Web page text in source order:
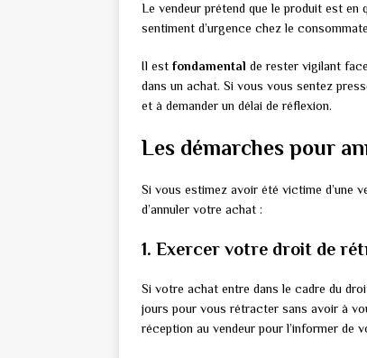
Le vendeur prétend que le produit est en
sentiment d’urgence chez le
Il est fondamental de rester vigilant
dans un achat. Si vous vous sentez
et à demander un délai de réflexion.
Les démarches pour
Si vous estimez avoir été victime d’une
d’annuler votre achat :
1. Exercer votre droit de
Si votre achat entre dans le cadre du
jours pour vous rétracter sans avoir à
réception au vendeur pour l’informer de